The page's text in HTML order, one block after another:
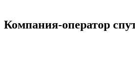
Компания-оператор